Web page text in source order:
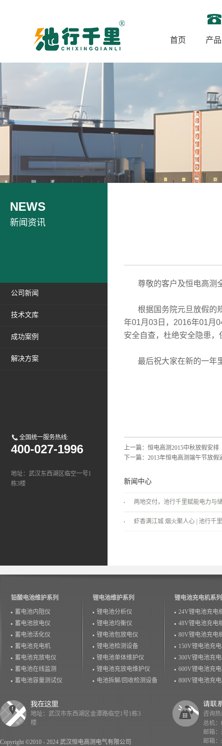
首页 产
新闻资讯
NEWS
公司新闻
技术文库
成功案例
解决方案
全国统一服务热线:
400-027-1996
地址：武汉东西湖区临空一号1
栋3楼
尊敬的客户及恒电高测
根据国务院元旦放假的
年01月03日，2016年01月
安全自查，杜绝安全隐患
最后祝大家在新的一年
上一篇： 恒电高测2015中秋放假安排
下一篇： 2013年恒电高测端午节放假
新闻中心
两地交付，池行千里赋能电力与
景！
虾香满江城 烟火聚人心 | 池行千
铅酸电池维护系列
蓄电池内阻仪
蓄电池放电仪
蓄电池活化仪
蓄电池充电机
蓄电池充放电仪
蓄电池在线监测
蓄电池容量测试仪
锂电池维护系列
锂电池分析仪
锂电池均衡仪
锂电池包放电仪
锂电池检测设备
锂电池单体维护仪
锂电池充放电维护仪
电池拆解/回收检测设备
锂电池充电机系列
24V锂电池充电
48V锂电池充电
80V锂电池充电
150V锂电池充
300V锂电池充
600V锂电池充
800V锂电池充
Copyright ©2010 - 2024 武汉恒电高测电气有限公司
地址：武汉市东西湖区金潭路临空1号1栋3
楼
咨询热
总机：
邮箱
邮箱